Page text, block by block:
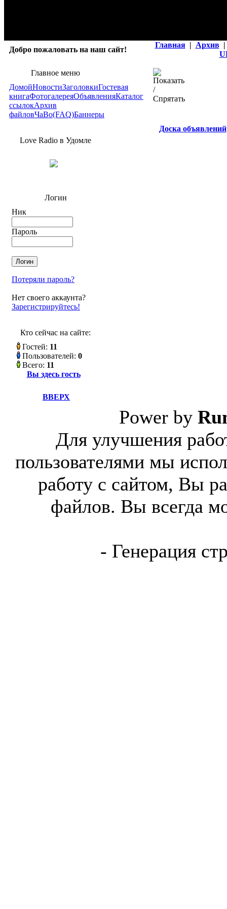
Добро пожаловать на наш сайт!
Главная | Архив |
Главное меню
ДомойНовостиЗаголовкиГостевая
книгаФотогалереяОбъявленияКаталог
ссылокАрхив
файловЧаВо(FAQ)Баннеры
Love Radio в Удомле
Логин
Ник
Пароль
Потеряли пароль?
Нет своего аккаунта?
Зарегистрируйтесь!
Кто сейчас на сайте:
Гостей: 11
Пользователей: 0
Всего: 11
Вы здесь гость
Доска объявлений
ВВЕРХ
Power by
Для улучшения
пользователями мы
работу с сайтом, Вы
файлов. Вы всегда
- Генерация